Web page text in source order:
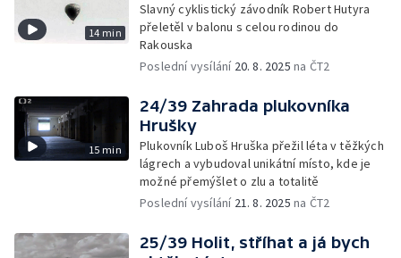
14 min
Slavný cyklistický závodník Robert Hutyra
přeletěl v balonu s celou rodinou do
Rakouska
Poslední vysílání 20. 8. 2025 na ČT2
15 min
24/39 Zahrada plukovníka
Hrušky
Plukovník Luboš Hruška přežil léta v těžkých
lágrech a vybudoval unikátní místo, kde je
možné přemýšlet o zlu a totalitě
Poslední vysílání 21. 8. 2025 na ČT2
25/39 Holit, stříhat a já bych